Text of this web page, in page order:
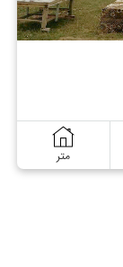
متر